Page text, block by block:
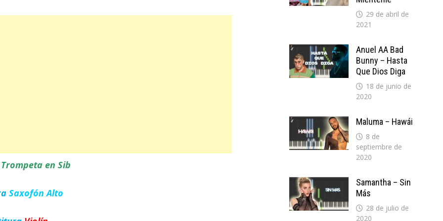
Trompeta en Sib
Saxofón Alto
29 de abril de
2021
Anuel AA Bad
Bunny – Hasta
Que Dios Diga
18 de junio de
2020
Maluma – Hawái
8 de
septiembre de
2020
Samantha – Sin
Más
28 de julio de
2020